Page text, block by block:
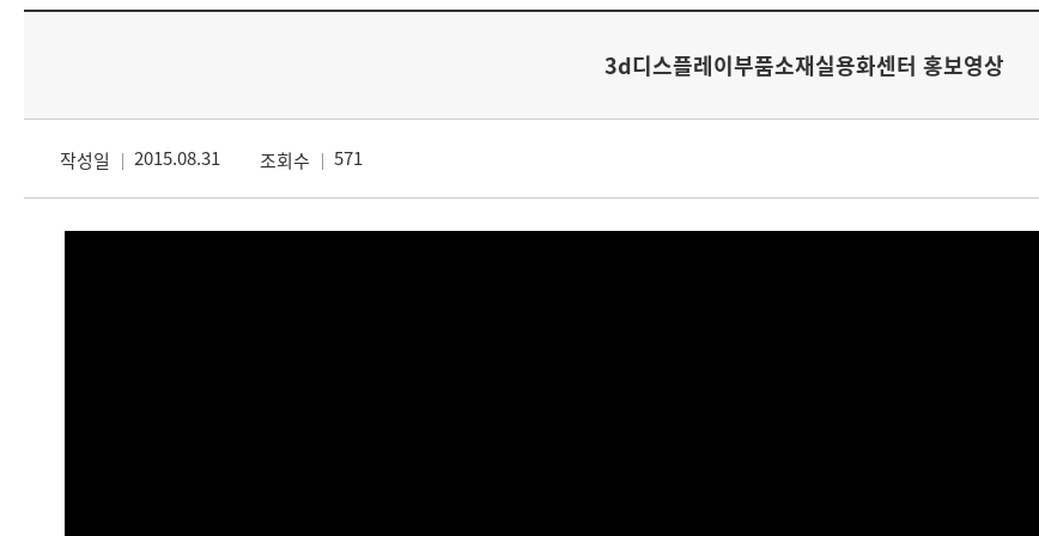
3d디스플레이부품소재실용화센터 홍보영상
작성일 2015.08.31 조회수 571